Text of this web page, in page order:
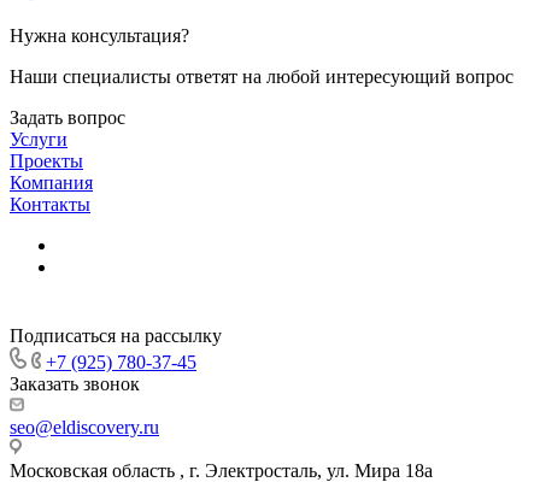
Нужна консультация?
Наши специалисты ответят на любой интересующий вопрос
Задать вопрос
Услуги
Проекты
Компания
Контакты
Подписаться на рассылку
+7 (925) 780-37-45
Заказать звонок
seo@eldiscovery.ru
Московская область , г. Электросталь, ул. Мира 18а